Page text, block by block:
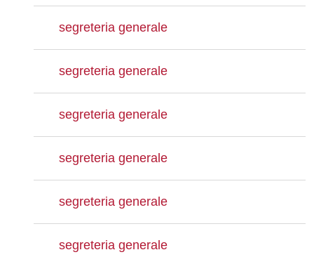
segreteria generale
segreteria generale
segreteria generale
segreteria generale
segreteria generale
segreteria generale